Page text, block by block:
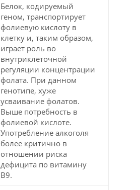
Белок, кодируемый
геном, транспортирует
фолиевую кислоту в
клетку и, таким образом,
играет роль во
внутриклеточной
регуляции концентрации
фолата. При данном
генотипе, хуже
усваивание фолатов.
Выше потребность в
фолиевой кислоте.
Употребление алкоголя
более критично в
отношении риска
дефицита по витамину
В9.